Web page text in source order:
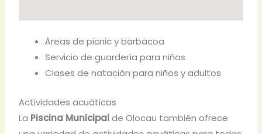
Áreas de picnic y barbacoa
Servicio de guardería para niños
Clases de natación para niños y adultos
Actividades acuáticas
La Piscina Municipalde Olocau también ofrece